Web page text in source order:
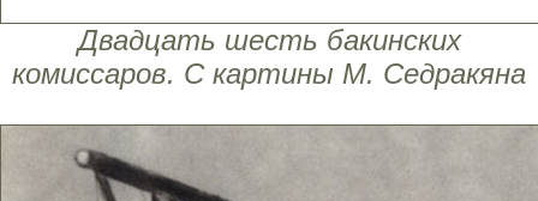
Двадцать шесть бакинских
комиссаров. С картины М. Седракяна